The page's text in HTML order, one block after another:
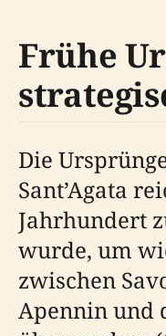
Frühe
Die
Sant’Agata
Jahrhundert
wurde, um
zwischen
Apennin und